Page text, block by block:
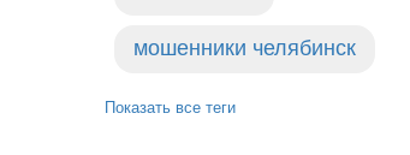
мошенники челябинск
Показать все теги